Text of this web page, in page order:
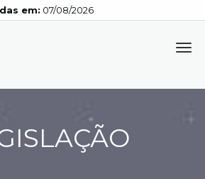
em: 07/08/2026